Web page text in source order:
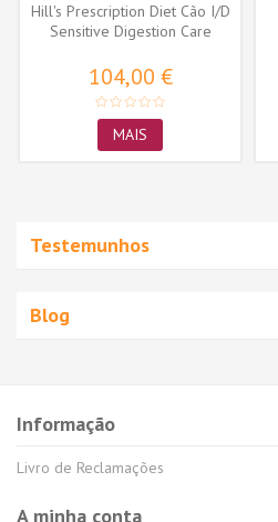
Hill's Prescription Diet Cão I/D
Sensitive Digestion Care
104,00 €
MAIS
Testemunhos
Blog
Informação
Livro de Reclamações
A minha conta